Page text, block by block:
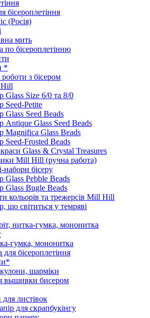
бісероплетіння
(Росія)
мить
по бісероплетінню
*
з бісером
Hill
Glass Size 6/0 та 8/0
Seed-Petite
Glass Seed Beads
Antique Glass Seed Beads
Magnifica Glass Beads
Seed-Frosted Beads
Glass & Crystal Treasures
Mill Hill (ручна работа)
набори бісеру
Glass Pebble Beads
Glass Bugle Beads
кольорів та трежерсів Mill Hill
що світиться у темряві
нитка-гумка, мононитка
гумка, мононитка
бісероплетіння
шарміки
вышивки бисером
для листівок
для скрапбукінгу